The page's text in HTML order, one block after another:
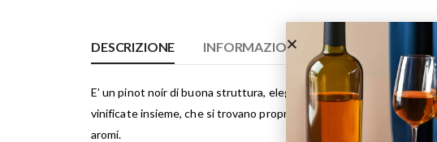
DESCRIZIONE INFORMAZIONI AGGIUNTIVE
E’ un pinot noir di buona struttura, elegante e piacevolmente
vinificate insieme, che si trovano proprio al confine di un 1er Cru.
aromi.